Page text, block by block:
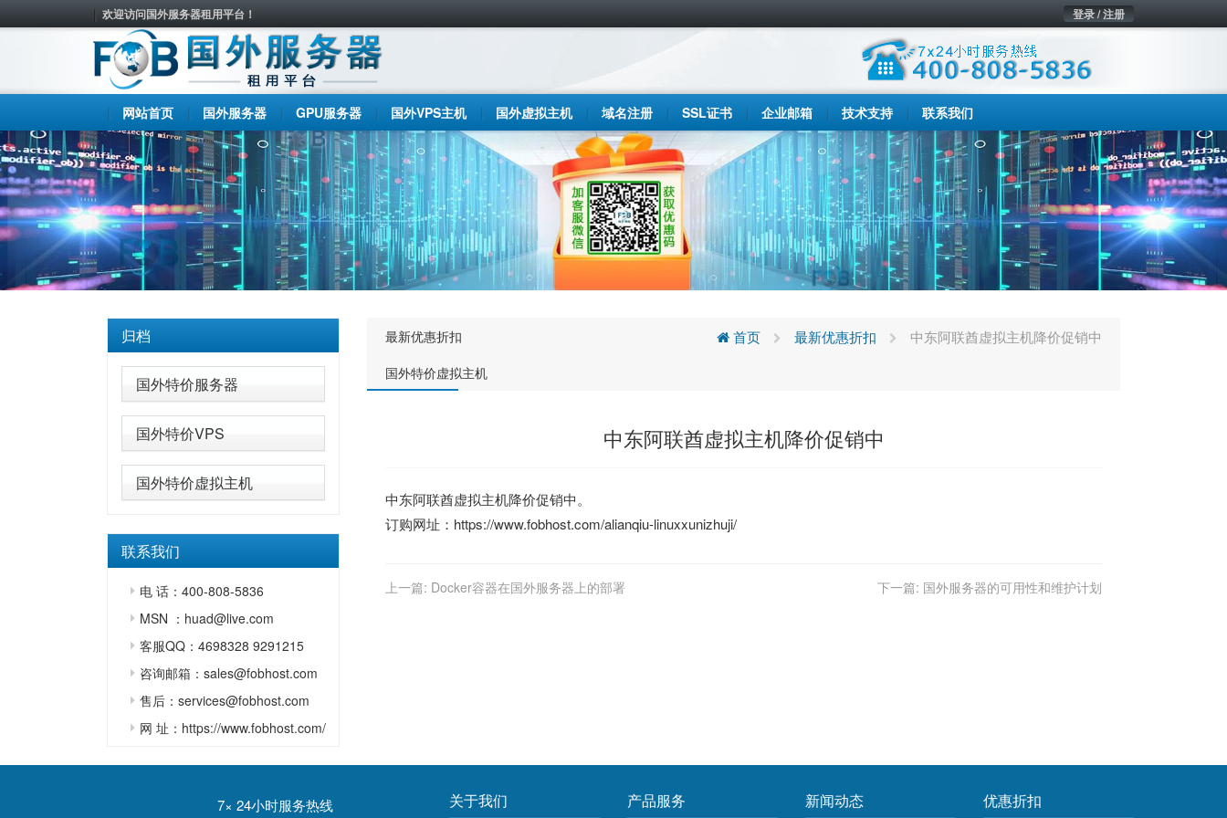
欢迎访问国外服务器租用平台！ 登录 / 注册
网站首页 国外服务器 GPU服务器 国外VPS主机 国外虚拟主机 域名注册 SSL证书 企业邮箱 技术支持 联系我们
归档
国外特价服务器
国外特价VPS
国外特价虚拟主机
联系我们
电 话：400-808-5836
MSN ：huad@live.com
客服QQ：4698328 9291215
咨询邮箱：sales@fobhost.com
售后：services@fobhost.com
网 址：https://www.fobhost.com/
最新优惠折扣
国外特价虚拟主机
首页 最新优惠折扣 中东阿联酋虚拟主机降价促销中
中东阿联酋虚拟主机降价促销中
中东阿联酋虚拟主机降价促销中。
订购网址： https://www.fobhost.com/alianqiu-linuxxunizhuji/
上一篇: Docker容器在国外服务器上的部署 下一篇: 国外服务器的可用性和维护计划
7× 24小时服务热线 关于我们 产品服务 新闻动态 优惠折扣